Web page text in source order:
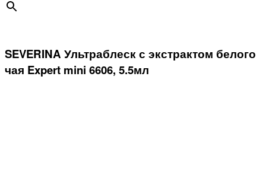
SEVERINA Ультраблеск с экстрактом белого
чая Expert mini 6606, 5.5мл